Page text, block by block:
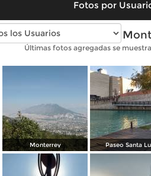
Fotos por
Fotos modernas de
Últimas fotos agregadas se
Monterrey Paseo Santa